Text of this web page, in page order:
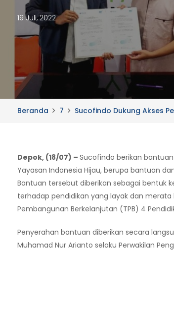
19 Juli, 2022
Beranda 7 Sucofindo Dukung Akses
Depok, (18/07) – Sucofindo berikan
Yayasan Indonesia Hijau, berupa bantuan
Bantuan tersebut diberikan sebagai bentuk
terhadap pendidikan yang layak dan
Pembangunan Berkelanjutan (TPB) 4
Penyerahan bantuan diberikan secara
Muhamad Nur Arianto selaku Perwakilan